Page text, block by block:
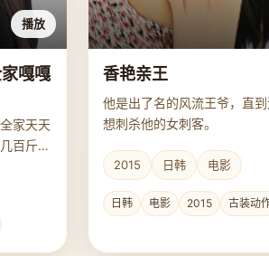
播放
嘎嘎
家天天
百斤的
香艳亲王
他是出了名的风流王爷，直
想刺杀他的女刺客。
2015 日韩 电影
日韩 电影 2015 古装动